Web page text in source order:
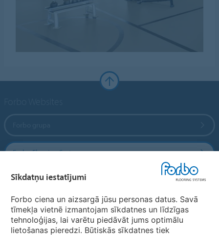
Forbo Flooring Systems
Forbo Movement Systems
Valstu mājas lapas
Sīkdatņu iestatījumi
Forbo ciena un aizsargā jūsu personas datus. Savā
tīmekļa vietnē izmantojam sīkdatnes un līdzīgas
tehnoloģijas, lai varētu piedāvāt jums optimālu
lietošanas pieredzi. Būtiskās sīkdatnes tiek